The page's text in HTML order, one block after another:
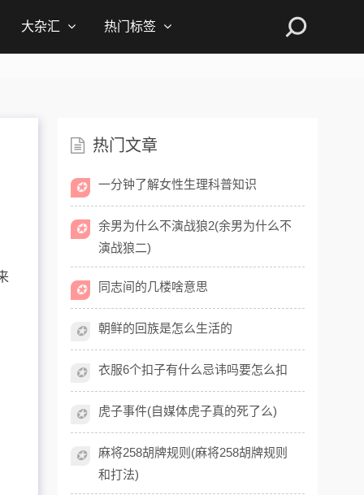
大杂汇 热门标签
热门文章
✪ 一分钟了解女性生理科普知识
✪
余男为什么不演战狼2(余男为什么不
演战狼二)
✪ 同志间的几楼啥意思
✪ 朝鲜的回族是怎么生活的
✪ 衣服6个扣子有什么忌讳吗要怎么扣
✪ 虎子事件(自媒体虎子真的死了么)
✪
麻将258胡牌规则(麻将258胡牌规则
和打法)